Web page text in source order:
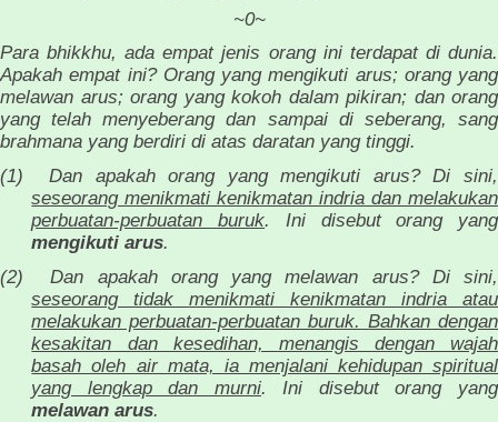
~0~
Para bhikkhu, ada empat jenis orang ini terdapat di dunia.
Apakah empat ini? Orang yang mengikuti arus; orang yang
melawan arus; orang yang kokoh dalam pikiran; dan orang
yang telah menyeberang dan sampai di seberang, sang
brahmana yang berdiri di atas daratan yang tinggi.
(1)
Dan apakah orang yang mengikuti arus? Di sini,
seseorang menikmati kenikmatan indria dan melakukan
perbuatan-perbuatan buruk. Ini disebut orang yang
mengikuti arus.
(2)
Dan apakah orang yang melawan arus? Di sini,
seseorang tidak menikmati kenikmatan indria atau
melakukan perbuatan-perbuatan buruk. Bahkan dengan
kesakitan dan kesedihan, menangis dengan wajah
basah oleh air mata, ia menjalani kehidupan spiritual
yang lengkap dan murni. Ini disebut orang yang
melawan arus.